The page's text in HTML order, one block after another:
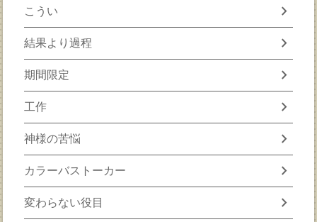
こうい chevron_right
結果より過程 chevron_right
期間限定 chevron_right
工作 chevron_right
神様の苦悩 chevron_right
カラーバストーカー chevron_right
変わらない役目 chevron_right